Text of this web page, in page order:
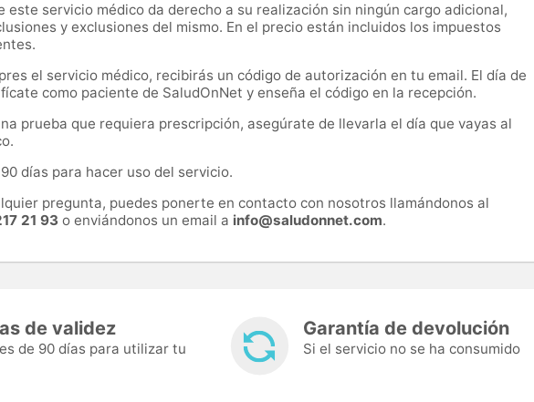
este servicio médico da derecho a su realización sin ningún cargo adicional,
y exclusiones del mismo. En el precio están incluidos los impuestos
el servicio médico, recibirás un código de autorización en tu email. El día de
como paciente de SaludOnNet y enseña el código en la recepción.
prueba que requiera prescripción, asegúrate de llevarla el día que vayas al
días para hacer uso del servicio.
pregunta, puedes ponerte en contacto con nosotros llamándonos al
21 93 o enviándonos un email a info@saludonnet.com.
de validez
de 90 días para utilizar tu
Garantía de devolución
Si el servicio no se ha consumido